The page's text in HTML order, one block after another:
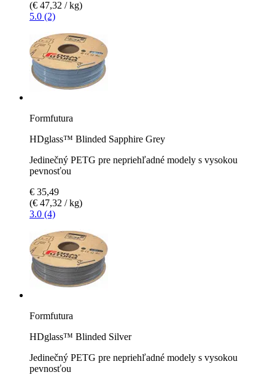
(€ 47,32 / kg)
5.0 (2)
Formfutura
HDglass™ Blinded Sapphire Grey
Jedinečný PETG pre nepriehľadné modely s vysokou
pevnosťou
€ 35,49
(€ 47,32 / kg)
3.0 (4)
Formfutura
HDglass™ Blinded Silver
Jedinečný PETG pre nepriehľadné modely s vysokou
pevnosťou